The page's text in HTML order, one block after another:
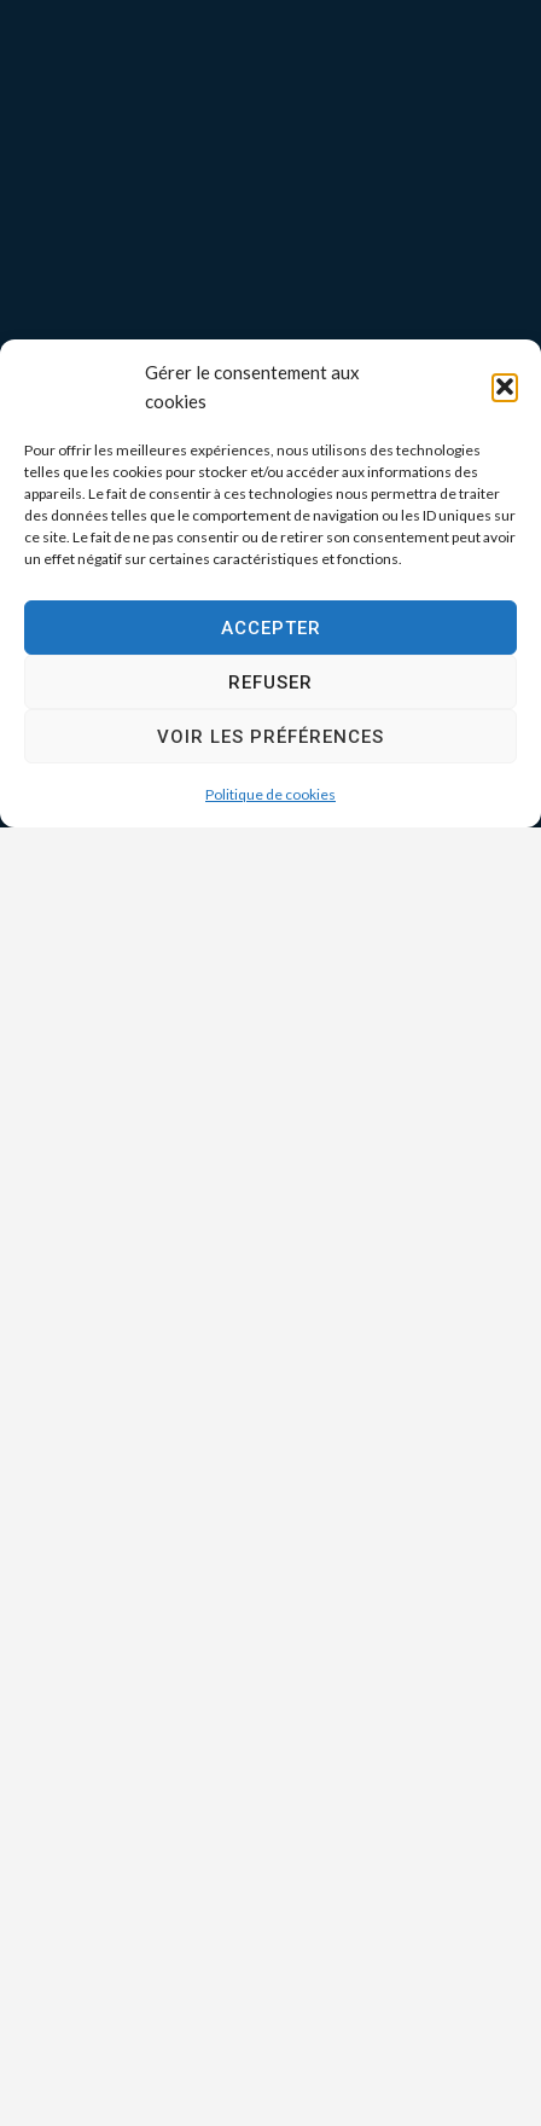
Gérer le consentement aux
cookies
Pour offrir les meilleures expériences, nous utilisons des technologies
telles que les cookies pour stocker et/ou accéder aux informations des
appareils. Le fait de consentir à ces technologies nous permettra de traiter
des données telles que le comportement de navigation ou les ID uniques sur
ce site. Le fait de ne pas consentir ou de retirer son consentement peut avoir
un effet négatif sur certaines caractéristiques et fonctions.
ACCEPTER
REFUSER
VOIR LES PRÉFÉRENCES
Politique de cookies